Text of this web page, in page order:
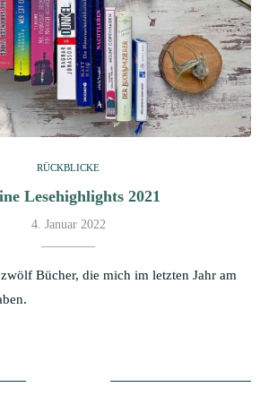
RÜCKBLICKE
Lesehighlights 2021
4. Januar 2022
Bücher, die mich im letzten Jahr am